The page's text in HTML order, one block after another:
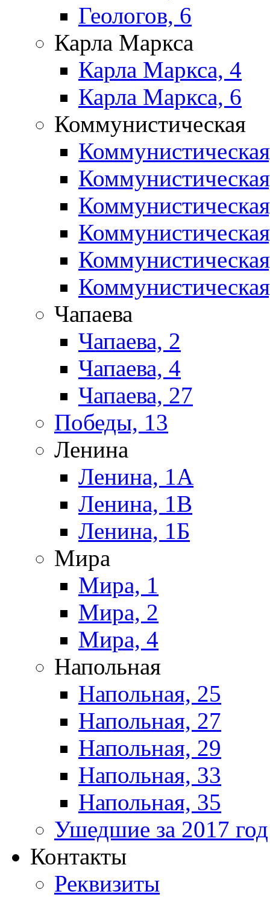
Геологов, 6
Карла Маркса
Карла Маркса, 4
Карла Маркса, 6
Коммунистическая
Чапаева
Чапаева, 2
Чапаева, 4
Чапаева, 27
Победы, 13
Ленина
Ленина, 1А
Ленина, 1В
Ленина, 1Б
Мира
Мира, 1
Мира, 2
Мира, 4
Напольная
Напольная, 25
Напольная, 27
Напольная, 29
Напольная, 33
Напольная, 35
Ушедшие за 2017 год
Контакты
Реквизиты